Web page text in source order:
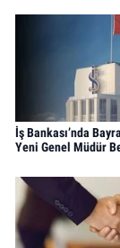
İş Bankası’nda
Yeni Genel Müdür